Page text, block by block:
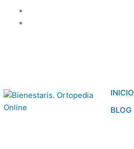
INICIO
BLOG